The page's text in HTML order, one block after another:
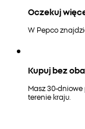
Oczekuj
W Pepco
Kupuj bez
Masz 30-
terenie kraju.